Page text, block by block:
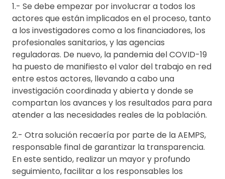
1.- Se debe empezar por involucrar a todos los
actores que están implicados en el proceso, tanto
a los investigadores como a los financiadores, los
profesionales sanitarios, y las agencias
reguladoras. De nuevo, la pandemia del COVID-19
ha puesto de manifiesto el valor del trabajo en red
entre estos actores, llevando a cabo una
investigación coordinada y abierta y donde se
compartan los avances y los resultados para para
atender a las necesidades reales de la población.
2.- Otra solución recaería por parte de la AEMPS,
responsable final de garantizar la transparencia.
En este sentido, realizar un mayor y profundo
seguimiento, facilitar a los responsables los